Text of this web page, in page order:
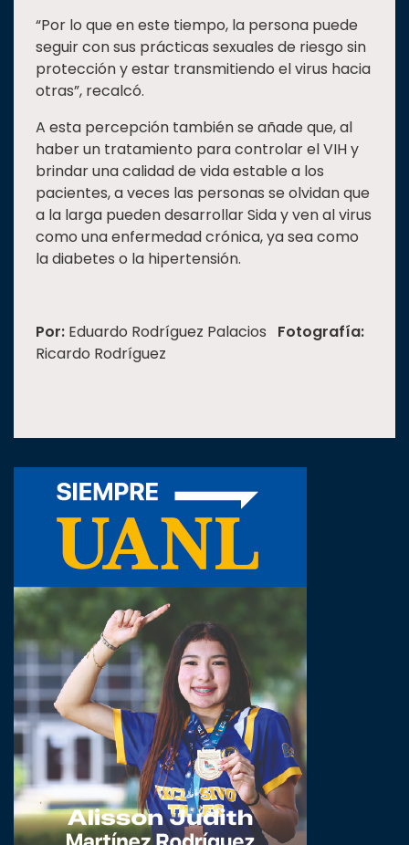
“Por lo que en este tiempo, la persona puede
seguir con sus prácticas sexuales de riesgo sin
protección y estar transmitiendo el virus hacia
otras”, recalcó.
A esta percepción también se añade que, al
haber un tratamiento para controlar el VIH y
brindar una calidad de vida estable a los
pacientes, a veces las personas se olvidan que
a la larga pueden desarrollar Sida y ven al virus
como una enfermedad crónica, ya sea como
la diabetes o la hipertensión.
Por: Eduardo Rodríguez Palacios Fotografía:
Ricardo Rodríguez